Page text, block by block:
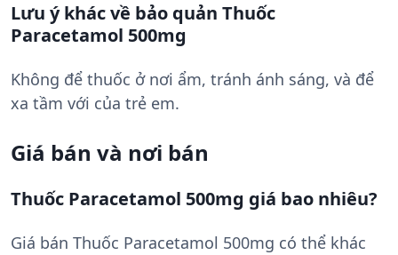
Lưu ý khác về bảo quản Thuốc
Paracetamol 500mg
Không để thuốc ở nơi ẩm, tránh ánh sáng, và để
xa tầm với của trẻ em.
Giá bán và nơi bán
Thuốc Paracetamol 500mg giá bao nhiêu?
Giá bán Thuốc Paracetamol 500mg có thể khác